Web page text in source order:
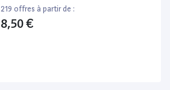
219 offres à partir de :
8,50 €